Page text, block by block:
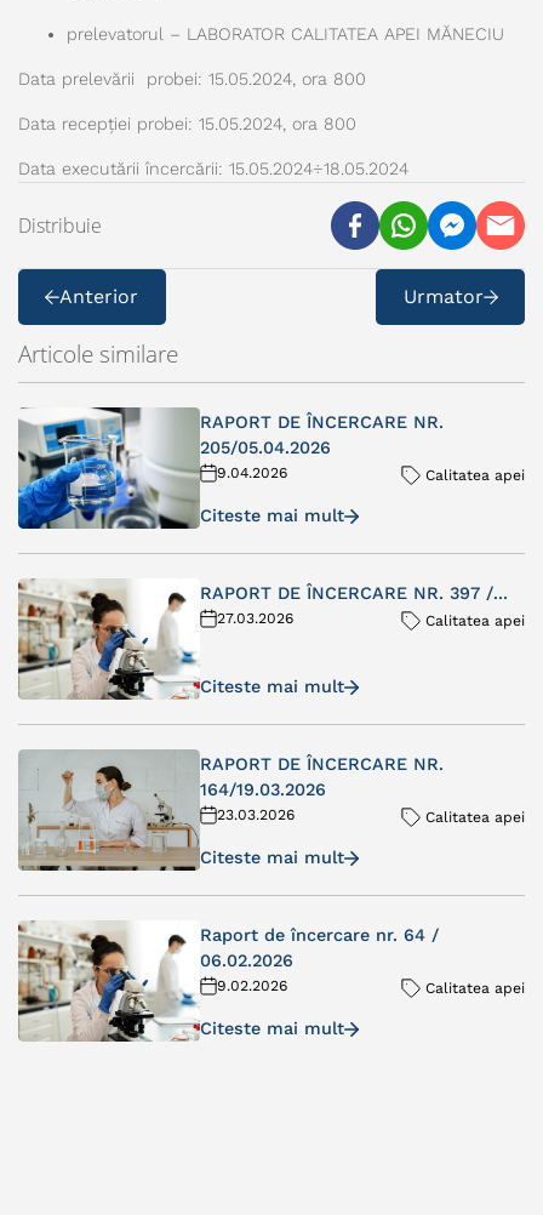
prelevatorul – LABORATOR CALITATEA APEI MĂNECIU
Data prelevării probei: 15.05.2024, ora 800
Data recepției probei: 15.05.2024, ora 800
Data executării încercării: 15.05.2024÷18.05.2024
Distribuie
Anterior Urmator
Articole similare
RAPORT DE ÎNCERCARE NR.
205/05.04.2026
9.04.2026 Calitatea apei
Citeste mai mult
RAPORT DE ÎNCERCARE NR. 397 /...
27.03.2026 Calitatea apei
Citeste mai mult
RAPORT DE ÎNCERCARE NR.
164/19.03.2026
23.03.2026 Calitatea apei
Citeste mai mult
Raport de încercare nr. 64 /
06.02.2026
9.02.2026 Calitatea apei
Citeste mai mult